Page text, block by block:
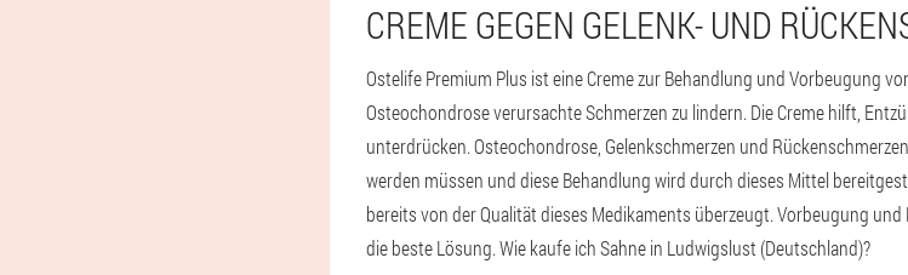
CREME GEGEN GELENK- UND
Ostelife Premium Plus ist eine Creme zur Behandlung und Vorbeugung
Osteochondrose verursachte Schmerzen zu lindern. Die Creme hilft,
unterdrücken. Osteochondrose, Gelenkschmerzen und
werden müssen und diese Behandlung wird durch dieses Mittel
bereits von der Qualität dieses Medikaments überzeugt. Vorbeugung
die beste Lösung. Wie kaufe ich Sahne in Ludwigslust (Deutschland)?